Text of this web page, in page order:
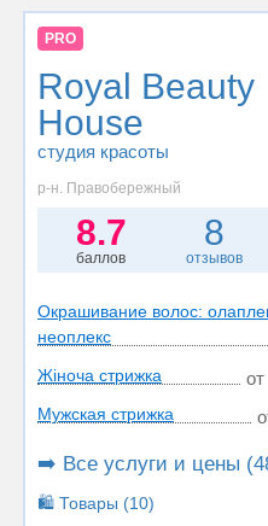
PRO
Royal Beauty
House
студия красоты
р-н. Правобережный
8.7
баллов
8
отзывов
Окрашивание волос:
неоплекс
Жіноча стрижка
Мужская стрижка
➡️ Все услуги и цены
🛍️ Товары (10)